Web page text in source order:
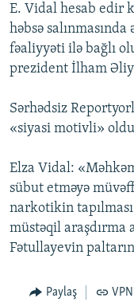
E. Vidal hesab edir
həbsə
fəaliyyəti ilə bağlı
prezident İlham
Sərhədsiz
«siyasi motivli»
Elza Vidal:
sübut etməyə
narkotikin
müstəqil araşdırma
Fətullayevin
Paylaş